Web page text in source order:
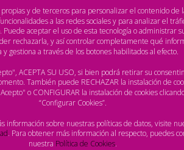
y de terceros para personalizar el contenido de
a las redes sociales y para analizar el
Puede aceptar el uso de esta tecnología o administrar
rechazarla, y así controlar completamente qué
y gestiona a través de los botones habilitados al efecto.
ACEPTA SU USO, si bien podrá retirar su
También puede RECHAZAR la instalación de
o CONFIGURAR la instalación de cookies
“Configurar Cookies”.
información sobre nuestras políticas de datos, visite
. Para obtener más información al respecto, puedes
nuestra Política de Cookies.